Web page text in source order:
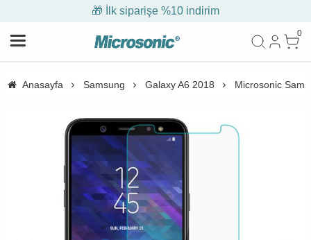
🎁 İlk siparişe %10 indirim
0
Anasayfa Samsung Galaxy A6 2018 Microsonic